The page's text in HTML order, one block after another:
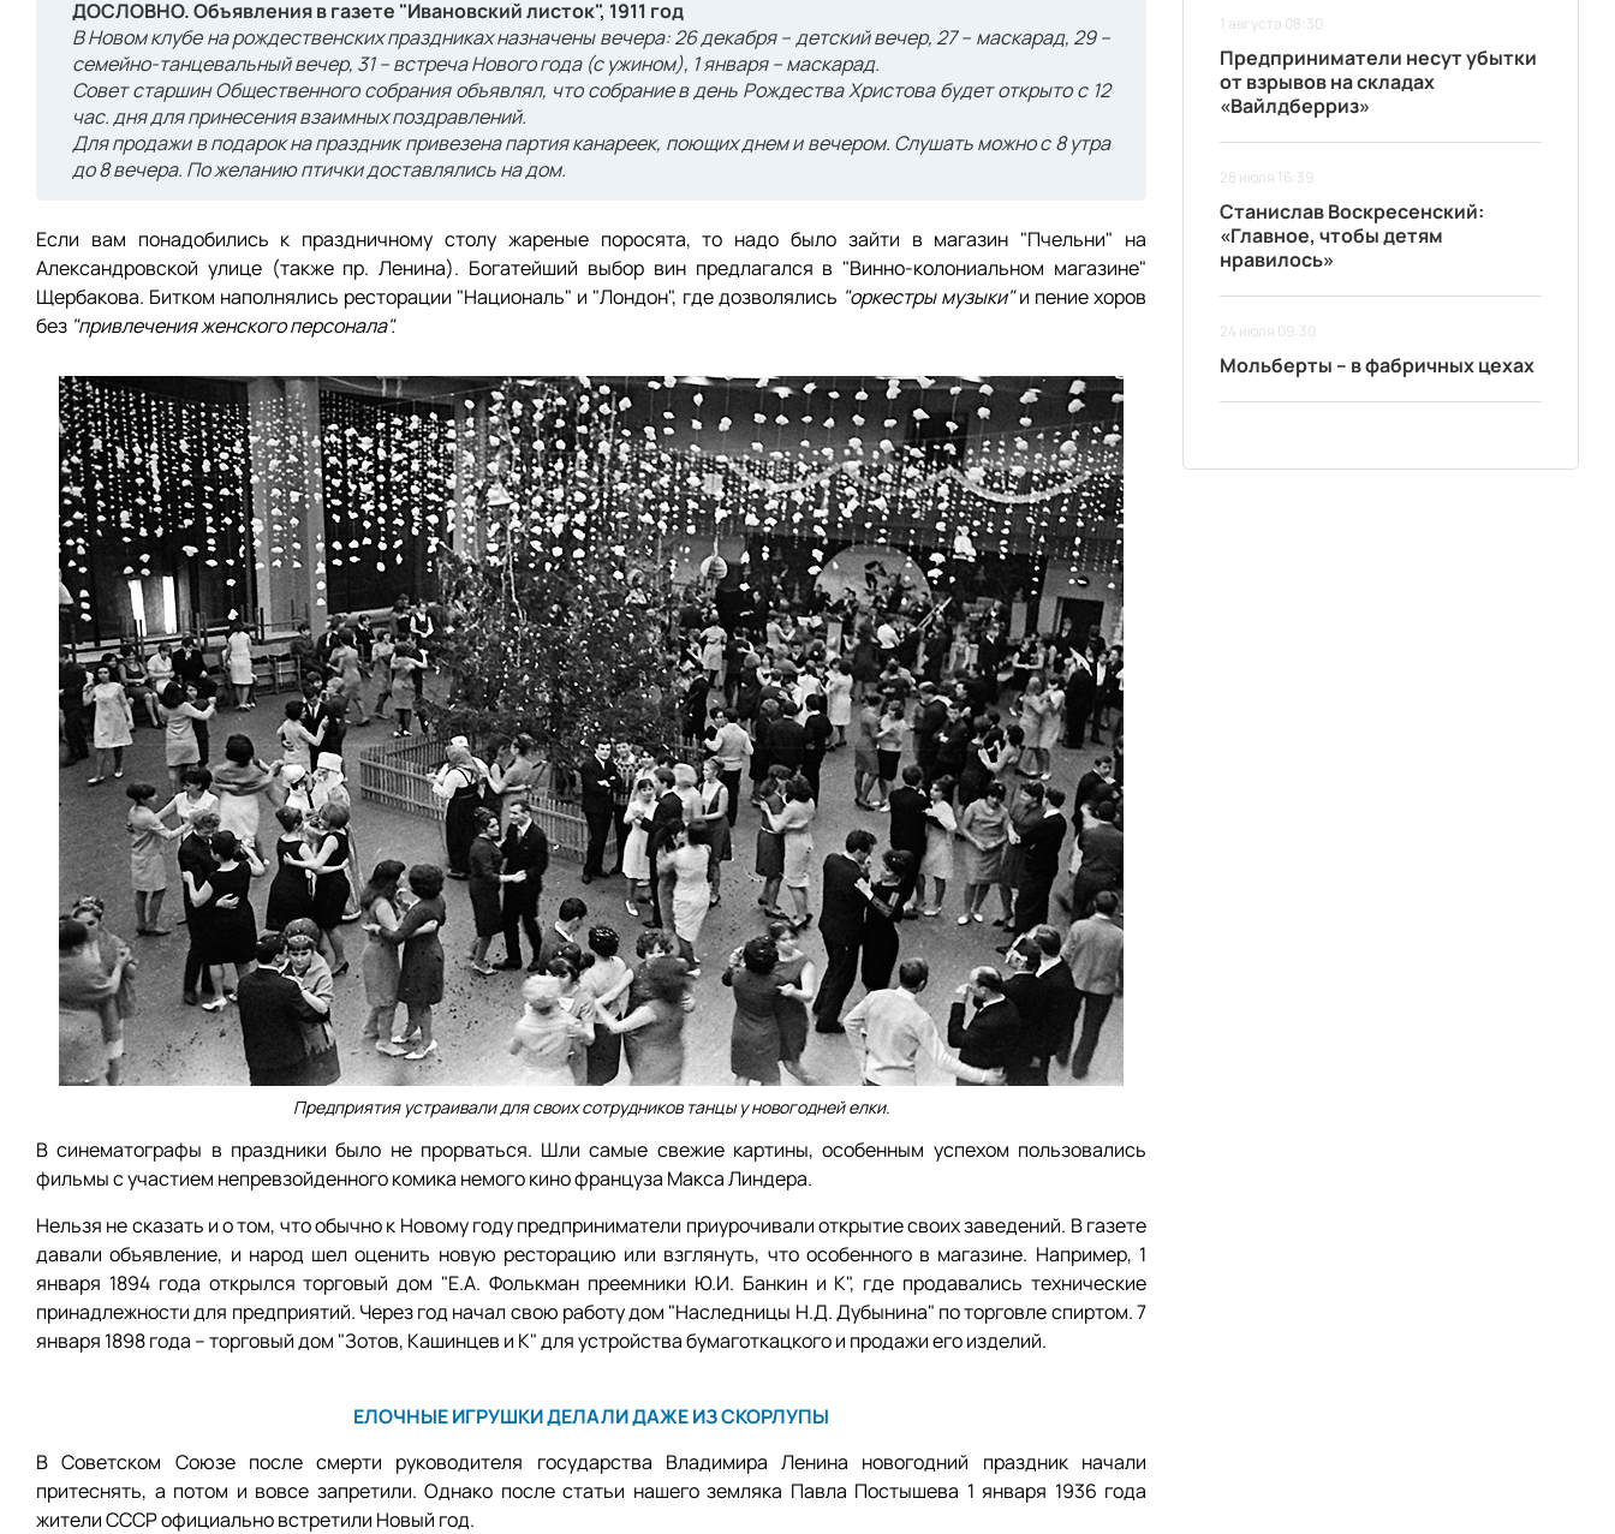
ДОСЛОВНО. Объявления в газете "Ивановский листок", 1911 год
В Новом клубе на рождественских праздниках назначены вечера: 26 декабря – детский вечер, 27 – маскарад, 29 –
семейно-танцевальный вечер, 31 – встреча Нового года (с ужином), 1 января – маскарад.
Совет старшин Общественного собрания объявлял, что собрание в день Рождества Христова будет открыто с 12
час. дня для принесения взаимных поздравлений.
Для продажи в подарок на праздник привезена партия канареек, поющих днем и вечером. Слушать можно с 8 утра
до 8 вечера. По желанию птички доставлялись на дом.
Если вам понадобились к праздничному столу жареные поросята, то надо было зайти в магазин "Пчельни" на
Александровской улице (также пр. Ленина). Богатейший выбор вин предлагался в "Винно-колониальном магазине"
Щербакова. Битком наполнялись ресторации "Националь" и "Лондон", где дозволялись "оркестры музыки"и пение хоров
без "привлечения женского персонала".
Предприятия устраивали для своих сотрудников танцы у новогодней елки.
В синематографы в праздники было не прорваться. Шли самые свежие картины, особенным успехом пользовались
фильмы с участием непревзойденного комика немого кино француза Макса Линдера.
Нельзя не сказать и о том, что обычно к Новому году предприниматели приурочивали открытие своих заведений. В газете
давали объявление, и народ шел оценить новую ресторацию или взглянуть, что особенного в магазине. Например, 1
января 1894 года открылся торговый дом "Е.А. Фолькман преемники Ю.И. Банкин и К", где продавались технические
принадлежности для предприятий. Через год начал свою работу дом "Наследницы Н.Д. Дубынина" по торговле спиртом. 7
января 1898 года – торговый дом "Зотов, Кашинцев и К" для устройства бумаготкацкого и продажи его изделий.
ЕЛОЧНЫЕ ИГРУШКИ ДЕЛАЛИ ДАЖЕ ИЗ СКОРЛУПЫ
В Советском Союзе после смерти руководителя государства Владимира Ленина новогодний праздник начали
притеснять, а потом и вовсе запретили. Однако после статьи нашего земляка Павла Постышева 1 января 1936 года
жители СССР официально встретили Новый год.
1 августа 08:30
Предприниматели несут убытки
от взрывов на складах
«Вайлдберриз»
28 июля 16:39
Станислав Воскресенский:
«Главное, чтобы детям
нравилось»
24 июля 09:30
Мольберты – в фабричных цехах